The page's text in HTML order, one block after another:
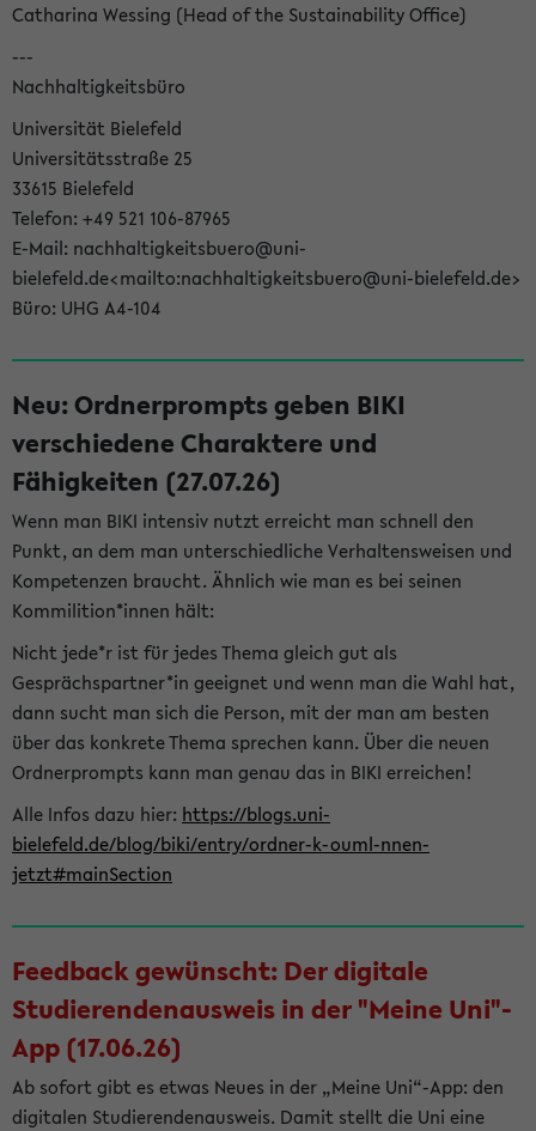
Catharina Wessing (Head of the Sustainability Office)
---
Nachhaltigkeitsbüro
Universität Bielefeld
Universitätsstraße 25
33615 Bielefeld
Telefon: +49 521 106-87965
E-Mail: nachhaltigkeitsbuero@uni-
bielefeld.de<mailto:nachhaltigkeitsbuero@uni-bielefeld.de>
Büro: UHG A4-104
Neu: Ordnerprompts geben BIKI
verschiedene Charaktere und
Fähigkeiten (27.07.26)
Wenn man BIKI intensiv nutzt erreicht man schnell den
Punkt, an dem man unterschiedliche Verhaltensweisen und
Kompetenzen braucht. Ähnlich wie man es bei seinen
Kommilition*innen hält:
Nicht jede*r ist für jedes Thema gleich gut als
Gesprächspartner*in geeignet und wenn man die Wahl hat,
dann sucht man sich die Person, mit der man am besten
über das konkrete Thema sprechen kann. Über die neuen
Ordnerprompts kann man genau das in BIKI erreichen!
Alle Infos dazu hier: https://blogs.uni-
bielefeld.de/blog/biki/entry/ordner-k-ouml-nnen-
jetzt#mainSection
Feedback gewünscht: Der digitale
Studierendenausweis in der "Meine Uni"-
App (17.06.26)
Ab sofort gibt es etwas Neues in der „Meine Uni“-App: den
digitalen Studierendenausweis. Damit stellt die Uni eine